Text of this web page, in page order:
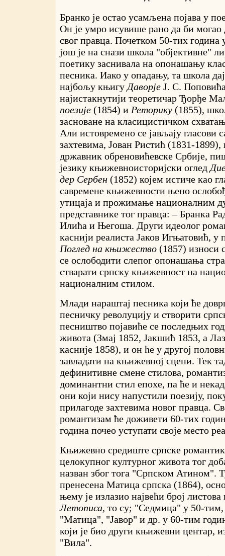
Бранко је остао усамљена појава у
Он је умро исувише рано да би могао
свог правца. Почетком 50-тих година
још је на снази школа "објективне"
поетику заснивала на опонашању
песника. Иако у опадању, та школа
најбољу књигу Даворје Ј. С.
најистакнутији теоретичар Ђорђе
поезије (1854) и Реторику (1855),
засноване на класицистичком
Али истовремено се јављају гласови
захтевима, Јован Ристић (1831-1899),
државник обреновићевске Србије,
језику књижевноисторијски оглед
дер Сербен (1852) којем истиче као
савремене књижевности њено
утицаја и прожимање националним
представнике тог правца: – Бранка
Илића и Његоша. Други идеолог
каснији реалиста Јаков Игњатовић, у
Поглед на књижество (1857) износи
се ослободити слепог опонашања
стварати српску књижевност на
националним стилом.
Млади нараштај песника који ће
песничку револуцију и створити
песништво појавиће се последњих
живота (Змај 1852, Јакшић 1853, а
касније 1858), и он ће у другој
завладати на књижевној сцени. Тек
дефинитивне смене стилова,
доминантни стил епохе, па ће и
они који нису напустили поезију,
прилагоде захтевима новог правца.
романтизам ће доживети 60-тих
година почео уступати своје место
Књижевно средиште српске
целокупног културног живота тог
назван због тога "Српском Атином".
пренесена Матица српска (1864),
њему је излазио највећи број
Летописа, то су; "Седмица" у 50-
"Матица", "Јавор" и др. у 60-тим
који је био други књижевни центар,
"Вила".